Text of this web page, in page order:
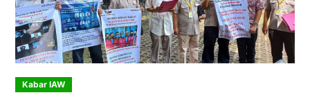
Kabar IAW